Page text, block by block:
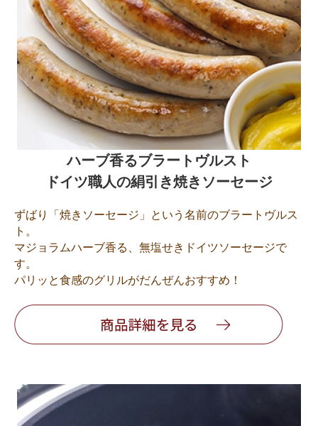
ハーブ香るブラートヴルスト
ドイツ職人の絹引き焼きソーセージ
ずばり「焼きソーセージ」という名前のブラートヴルス
ト。
マジョラムハーブ香る、無塩せきドイツソーセージで
す。
パリッと食感のグリルがだんぜんおすすめ！